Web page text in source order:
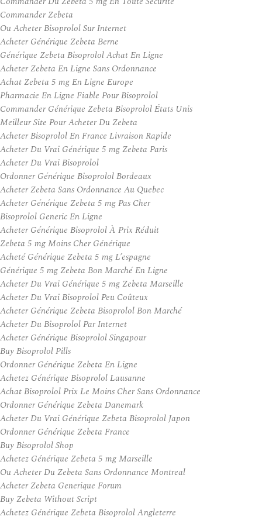
Commander Zebeta
Ou Acheter Bisoprolol Sur Internet
Acheter Générique Zebeta Berne
Générique Zebeta Bisoprolol Achat En Ligne
Acheter Zebeta En Ligne Sans Ordonnance
Achat Zebeta 5 mg En Ligne Europe
Pharmacie En Ligne Fiable Pour Bisoprolol
Commander Générique Zebeta Bisoprolol États Unis
Meilleur Site Pour Acheter Du Zebeta
Acheter Bisoprolol En France Livraison Rapide
Acheter Du Vrai Générique 5 mg Zebeta Paris
Acheter Du Vrai Bisoprolol
Ordonner Générique Bisoprolol Bordeaux
Acheter Zebeta Sans Ordonnance Au Quebec
Acheter Générique Zebeta 5 mg Pas Cher
Bisoprolol Generic En Ligne
Acheter Générique Bisoprolol À Prix Réduit
Zebeta 5 mg Moins Cher Générique
Acheté Générique Zebeta 5 mg L’espagne
Générique 5 mg Zebeta Bon Marché En Ligne
Acheter Du Vrai Générique 5 mg Zebeta Marseille
Acheter Du Vrai Bisoprolol Peu Coûteux
Acheter Générique Zebeta Bisoprolol Bon Marché
Acheter Du Bisoprolol Par Internet
Acheter Générique Bisoprolol Singapour
Buy Bisoprolol Pills
Ordonner Générique Zebeta En Ligne
Achetez Générique Bisoprolol Lausanne
Achat Bisoprolol Prix Le Moins Cher Sans Ordonnance
Ordonner Générique Zebeta Danemark
Acheter Du Vrai Générique Zebeta Bisoprolol Japon
Ordonner Générique Zebeta France
Buy Bisoprolol Shop
Achetez Générique Zebeta 5 mg Marseille
Ou Acheter Du Zebeta Sans Ordonnance Montreal
Acheter Zebeta Generique Forum
Buy Zebeta Without Script
Achetez Générique Zebeta Bisoprolol Angleterre